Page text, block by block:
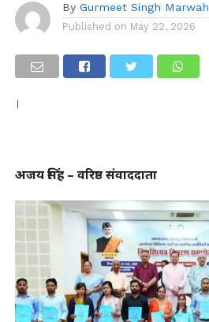
By Gurmeet Singh Marwah
Published on May 22, 2026
।
अजय सिंह – वरिष्ठ संवाददाता